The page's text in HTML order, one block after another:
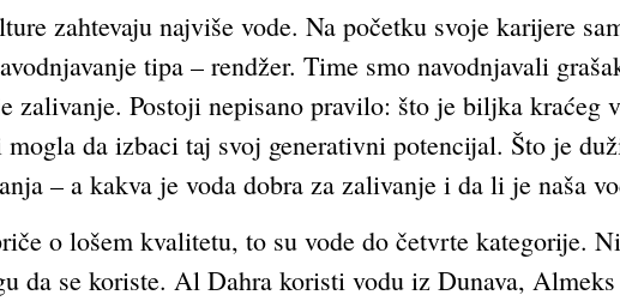
zahtevaju najviše vode. Na početku svoje karijere
tipa – rendžer. Time smo navodnjavali
zalivanje. Postoji nepisano pravilo: što je biljka kraćeg
da izbaci taj svoj generativni potencijal. Što je
– a kakva je voda dobra za zalivanje i da li je naša
o lošem kvalitetu, to su vode do četvrte kategorije.
da se koriste. Al Dahra koristi vodu iz Dunava,